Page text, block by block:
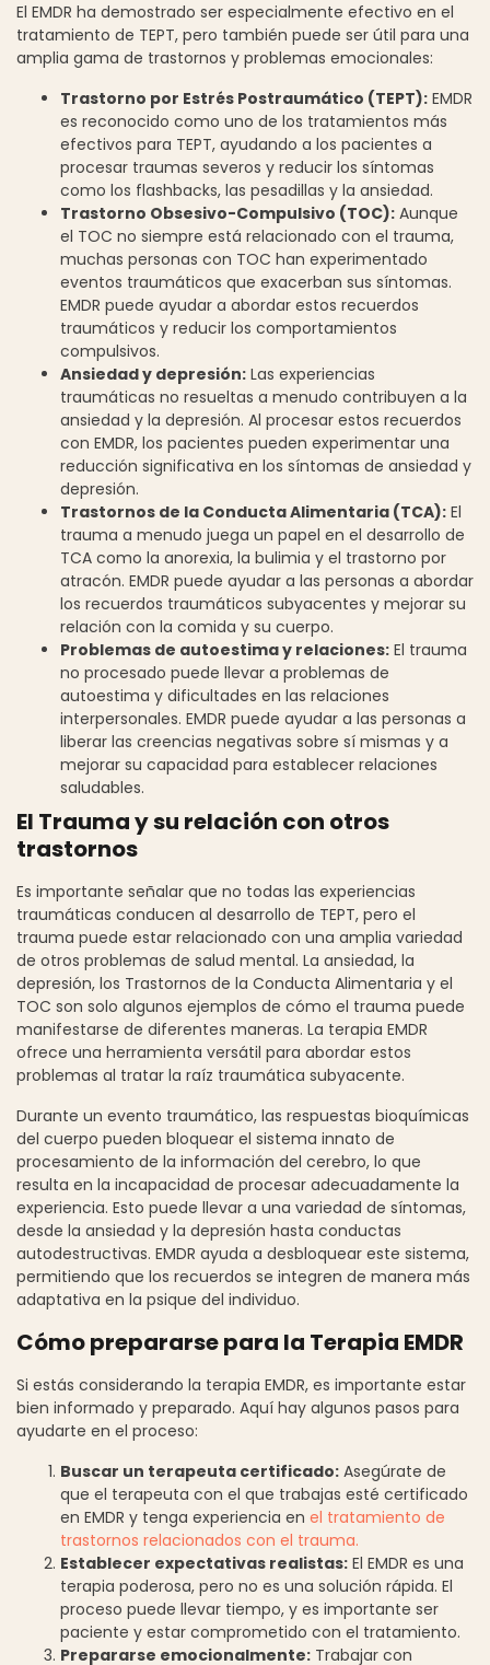
El EMDR ha demostrado ser especialmente efectivo en el
tratamiento de TEPT, pero también puede ser útil para una
amplia gama de trastornos y problemas emocionales:
Trastorno por Estrés Postraumático (TEPT): EMDR
es reconocido como uno de los tratamientos más
efectivos para TEPT, ayudando a los pacientes a
procesar traumas severos y reducir los síntomas
como los flashbacks, las pesadillas y la ansiedad.
Trastorno Obsesivo-Compulsivo (TOC): Aunque
el TOC no siempre está relacionado con el trauma,
muchas personas con TOC han experimentado
eventos traumáticos que exacerban sus síntomas.
EMDR puede ayudar a abordar estos recuerdos
traumáticos y reducir los comportamientos
compulsivos.
Ansiedad y depresión: Las experiencias
traumáticas no resueltas a menudo contribuyen a la
ansiedad y la depresión. Al procesar estos recuerdos
con EMDR, los pacientes pueden experimentar una
reducción significativa en los síntomas de ansiedad y
depresión.
Trastornos de la Conducta Alimentaria (TCA): El
trauma a menudo juega un papel en el desarrollo de
TCA como la anorexia, la bulimia y el trastorno por
atracón. EMDR puede ayudar a las personas a abordar
los recuerdos traumáticos subyacentes y mejorar su
relación con la comida y su cuerpo.
Problemas de autoestima y relaciones: El trauma
no procesado puede llevar a problemas de
autoestima y dificultades en las relaciones
interpersonales. EMDR puede ayudar a las personas a
liberar las creencias negativas sobre sí mismas y a
mejorar su capacidad para establecer relaciones
saludables.
El Trauma y su relación con otros
trastornos
Es importante señalar que no todas las experiencias
traumáticas conducen al desarrollo de TEPT, pero el
trauma puede estar relacionado con una amplia variedad
de otros problemas de salud mental. La ansiedad, la
depresión, los Trastornos de la Conducta Alimentaria y el
TOC son solo algunos ejemplos de cómo el trauma puede
manifestarse de diferentes maneras. La terapia EMDR
ofrece una herramienta versátil para abordar estos
problemas al tratar la raíz traumática subyacente.
Durante un evento traumático, las respuestas bioquímicas
del cuerpo pueden bloquear el sistema innato de
procesamiento de la información del cerebro, lo que
resulta en la incapacidad de procesar adecuadamente la
experiencia. Esto puede llevar a una variedad de síntomas,
desde la ansiedad y la depresión hasta conductas
autodestructivas. EMDR ayuda a desbloquear este sistema,
permitiendo que los recuerdos se integren de manera más
adaptativa en la psique del individuo.
Cómo prepararse para la Terapia EMDR
Si estás considerando la terapia EMDR, es importante estar
bien informado y preparado. Aquí hay algunos pasos para
ayudarte en el proceso:
Buscar un terapeuta certificado: Asegúrate de
que el terapeuta con el que trabajas esté certificado
en EMDR y tenga experiencia en el tratamiento de
trastornos relacionados con el trauma.
Establecer expectativas realistas: El EMDR es una
terapia poderosa, pero no es una solución rápida. El
proceso puede llevar tiempo, y es importante ser
paciente y estar comprometido con el tratamiento.
Prepararse emocionalmente: Trabajar con